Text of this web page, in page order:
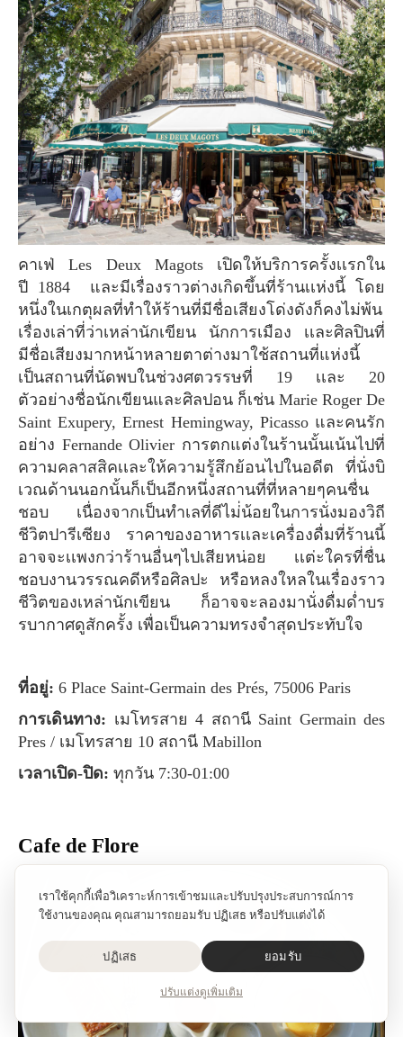
เราใช้คุกกี้เพื่อวิเคราะห์การเข้าชมและปรับปรุงประสบการณ์การ
ใช้งานของคุณ คุณสามารถยอมรับ ปฏิเสธ หรือปรับแต่งได้
ปฏิเสธ ยอมรับ
ปรับแต่งดูเพิ่มเติม
คาเฟ่ Les Deux Magots เปิดให้บริการครั้งเเรกใน
ปี 1884 และมีเรื่องราวต่างเกิดขึ้นที่ร้านเเห่งนี้ โดย
หนึ่งในเกตุผลที่ทำให้ร้านที่มีชื่อเสียงโด่งดังก็คงไม่พ้น
เรื่องเล่าที่ว่าเหล่านักเขียน นักการเมือง เเละศิลปินที่
มีชื่อเสียงมากหน้าหลายตาต่างมาใช้สถานที่แห่งนี้
เป็นสถานที่นัดพบในช่วงศตวรรษที่ 19 เเละ 20
ตัวอย่างชื่อนักเขียนและศิลปอน ก็เช่น Marie Roger De
Saint Exupery, Ernest Hemingway, Picasso และคนรัก
อย่าง Fernande Olivier การตกแต่งในร้านนั้นเน้นไปที่
ความคลาสสิคเเละให้ความรู้สึกย้อนไปในอดีต ที่นั่งบิ
เวณด้านนอกนั้นก็เป็นอีกหนึ่งสถานที่ที่หลายๆคนชื่น
ชอบ เนื่องจากเป็นทำเลที่ดีไม่่น้อยในการนั่งมองวิถี
ชีวิตปารีเซียง ราคาของอาหารเเละเครื่องดื่มที่ร้านนี้
อาจจะเเพงกว่าร้านอื่นๆไปเสียหน่อย เเต่ะใครที่ชื่น
ชอบงานวรรณคดีหรือศิลปะ หรือหลงใหลในเรื่องราว
ชีวิตของเหล่านักเขียน ก็อาจจะลองมานั่งดื่มด่ำบร
รบากาศดูสักครั้ง เพื่อเป็นความทรงจำสุดประทับใจ
ที่อยู่: 6 Place Saint-Germain des Prés, 75006 Paris
การเดินทาง: เมโทรสาย 4 สถานี Saint Germain des
Pres / เมโทรสาย 10 สถานี Mabillon
เวลาเปิด-ปิด: ทุกวัน 7:30-01:00
Cafe de Flore